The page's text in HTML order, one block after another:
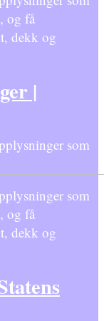
og få
dekk og
|
som
som
og få
dekk og